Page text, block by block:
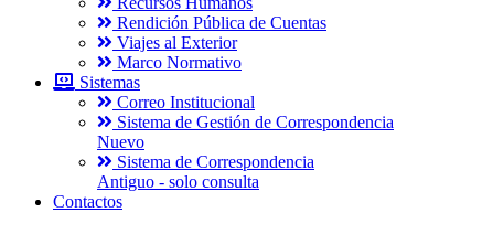
Rendición Pública de Cuentas
Viajes al Exterior
Marco Normativo
Sistemas
Correo Institucional
Sistema de Gestión de Correspondencia
Nuevo
Sistema de Correspondencia
Antiguo - solo consulta
Contactos